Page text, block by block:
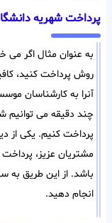
پرداخت شهریه
به عنوان مثال اگر می
روش پرداخت کنید،
آنرا به کارشناسان
چند دقیقه می توانیم
پرداخت کنیم. یکی از
مشتریان عزیز،
باشد. از این طریق به
انجام دهید.